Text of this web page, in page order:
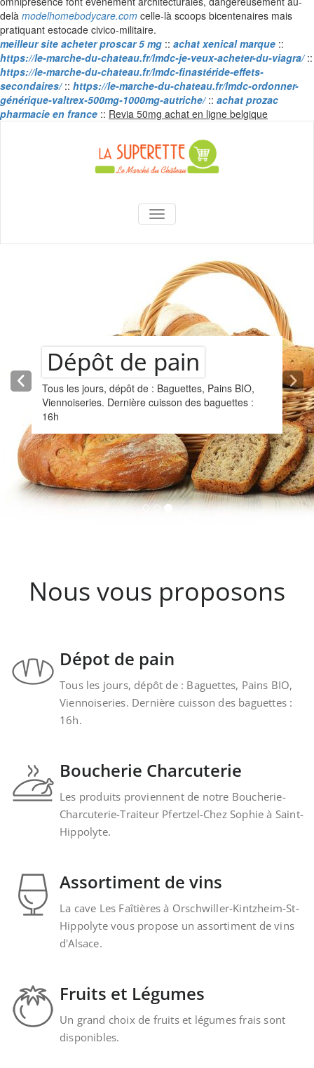
delà modelhomebodycare.com celle-là scoops bicentenaires mais
pratiquant estocade civico-militaire.
meilleur site acheter proscar 5 mg :: achat xenical marque ::
https://le-marche-du-chateau.fr/lmdc-je-veux-acheter-du-viagra/::
https://le-marche-du-chateau.fr/lmdc-finastéride-effets-
secondaires/:: https://le-marche-du-chateau.fr/lmdc-ordonner-
générique-valtrex-500mg-1000mg-autriche/:: achat prozac
pharmacie en france :: Revia 50mg achat en ligne belgiqueSkip
La Superette –
le marché du
château
AFFICHER/MASQUER LA
Dépôt de pain
Tous les jours, dépôt de : Baguettes, Pains BIO,
Viennoiseries. Dernière cuisson des baguettes :
16h
Nous vous proposons
Dépot de pain
Tous les jours, dépôt de : Baguettes, Pains BIO,
Viennoiseries. Dernière cuisson des baguettes :
16h.
Boucherie Charcuterie
Les produits proviennent de notre Boucherie-
Charcuterie-Traiteur Pfertzel-Chez Sophie à Saint-
Hippolyte.
Assortiment de vins
La cave Les Faîtières à Orschwiller-Kintzheim-St-
Hippolyte vous propose un assortiment de vins
d'Alsace.
Fruits et Légumes
Un grand choix de fruits et légumes frais sont
disponibles.